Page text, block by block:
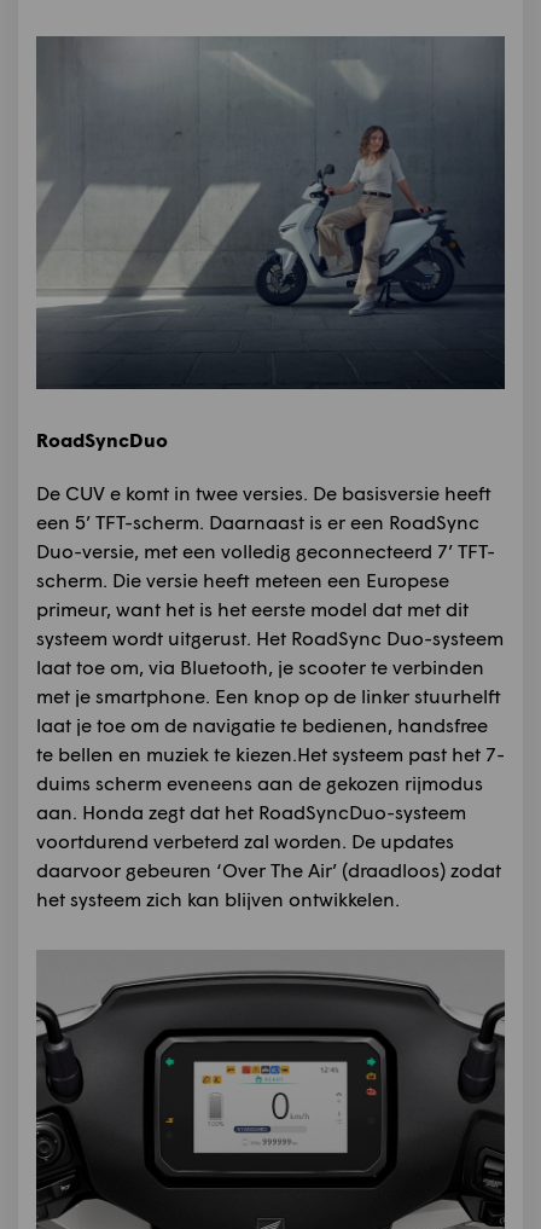
RoadSyncDuo
De CUV e komt in twee versies. De basisversie heeft
een 5’ TFT-scherm. Daarnaast is er een RoadSync
Duo-versie, met een volledig geconnecteerd 7’ TFT-
scherm. Die versie heeft meteen een Europese
primeur, want het is het eerste model dat met dit
systeem wordt uitgerust. Het RoadSync Duo-systeem
laat toe om, via Bluetooth, je scooter te verbinden
met je smartphone. Een knop op de linker stuurhelft
laat je toe om de navigatie te bedienen, handsfree
te bellen en muziek te kiezen.Het systeem past het 7-
duims scherm eveneens aan de gekozen rijmodus
aan. Honda zegt dat het RoadSyncDuo-systeem
voortdurend verbeterd zal worden. De updates
daarvoor gebeuren ‘Over The Air’ (draadloos) zodat
het systeem zich kan blijven ontwikkelen.